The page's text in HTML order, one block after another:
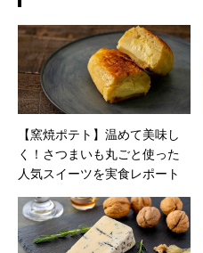
【窯焼ポテト】温めて美味し
く！さつまいも丸ごと使った
人気スイーツを実食レポート